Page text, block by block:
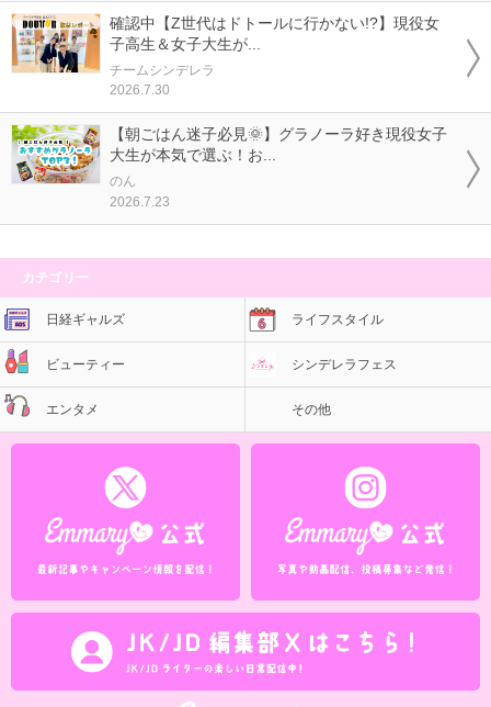
確認中【Z世代はドトールに行かない!?】現役女
子高生＆女子大生が...
チームシンデレラ
2026.7.30
【朝ごはん迷子必見🌞】グラノーラ好き現役女子
大生が本気で選ぶ！お...
のん
2026.7.23
カテゴリー
日経ギャルズ ライフスタイル
ビューティー シンデレラフェス
エンタメ その他